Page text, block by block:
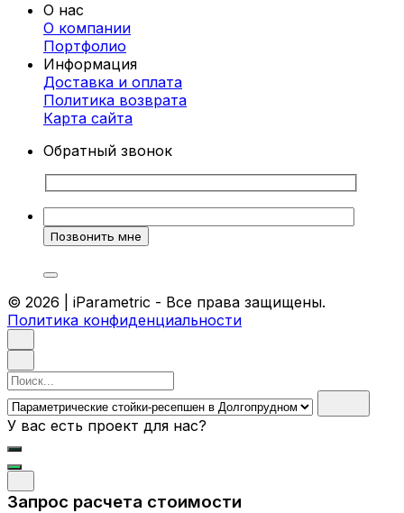
позволяет создавать изделия сложной
геометрии, которые идеально вписываются в
любой интерьер. Каждая стойка
проектируется индивидуально, чтобы
соответствовать вашим требованиям и
особенностям помещения.
ресепшен
Индивидуальный дизайн.Каждая стойка
разрабатывается с учетом
корпоративного стиля и ваших
предпочтений.
используем только прочные и
экологически чистые материалы, которые
гарантируют долговечность.
сотрудников, так и для посетителей.
Уникальный внешний вид.
Такие стойки
становятся центральным элементом
интерьера, привлекая внимание.
Где можно использовать
параметрические стойки-ресепшен?
О нас
О компании
Портфолио
Информация
Доставка и оплата
Политика возврата
Карта cайта
Обратный звонок
© 2026 | iParametric - Все права защищены.
Политика конфиденциальности
Поиск
У вас есть проект для нас?
Запрос расчета стоимости